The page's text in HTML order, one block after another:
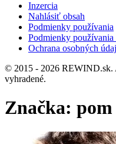
Inzercia
Nahlásiť obsah
Podmienky používania
Podmienky používania
Ochrana osobných
© 2015 - 2026 REWIND.sk.
vyhradené.
Značka: